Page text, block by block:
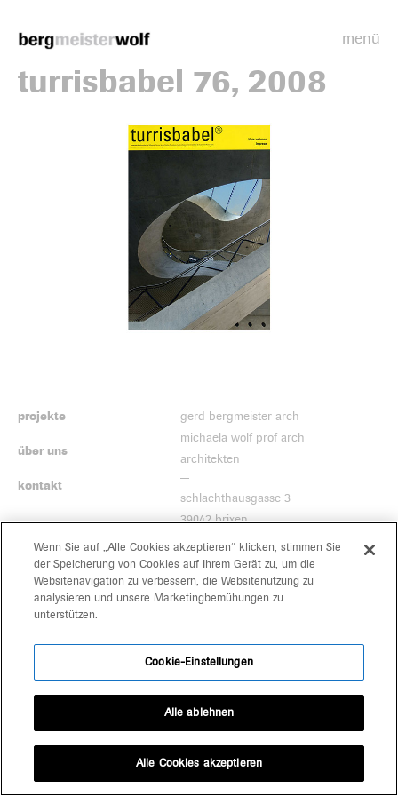
menü
turrisbabel 76, 2008
projekte
über uns
kontakt
gerd bergmeister arch
michaela wolf prof arch
architekten
schlachthausgasse 3
39042 brixen
+39 0472 80 11 29
office@bergmeisterwolf.it
Wenn Sie auf „Alle Cookies akzeptieren“ klicken, stimmen Sie
der Speicherung von Cookies auf Ihrem Gerät zu, um die
Websitenavigation zu verbessern, die Websitenutzung zu
analysieren und unsere Marketingbemühungen zu
unterstützen.
Cookie-Einstellungen
Alle ablehnen
Alle Cookies akzeptieren